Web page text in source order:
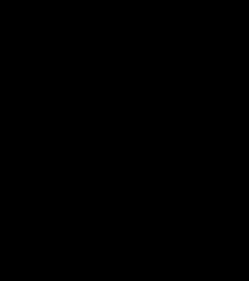
может, свет в комнате